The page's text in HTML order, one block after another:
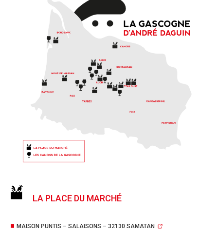
LA PLACE DU MARCHÉ
MAISON PUNTIS – SALAISONS – 32130 SAMATAN